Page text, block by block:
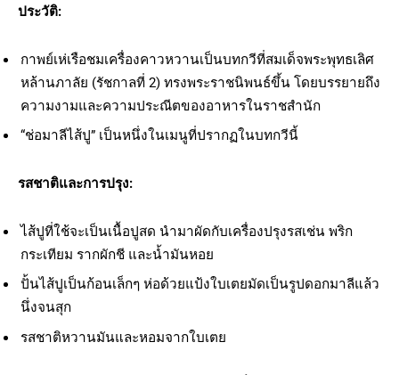
ประวัติ:
กาพย์เห่เรือชมเครื่องคาวหวานเป็นบทกวีที่สมเด็จพระพุทธเลิศ
หล้านภาลัย (รัชกาลที่ 2) ทรงพระราชนิพนธ์ขึ้น โดยบรรยายถึง
ความงามและความประณีตของอาหารในราชสำนัก
“ช่อมาลีไส้ปู” เป็นหนึ่งในเมนูที่ปรากฏในบทกวีนี้
รสชาติและการปรุง:
ไส้ปูที่ใช้จะเป็นเนื้อปูสด นำมาผัดกับเครื่องปรุงรสเช่น พริก
กระเทียม รากผักชี และน้ำมันหอย
ปั้นไส้ปูเป็นก้อนเล็กๆ ห่อด้วยแป้งใบเตยมัดเป็นรูปดอกมาลีแล้ว
นึ่งจนสุก
รสชาติหวานมันและหอมจากใบเตย